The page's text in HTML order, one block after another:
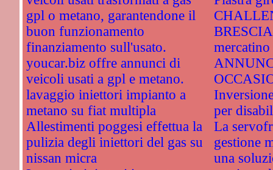
gpl o metano, garantendone il
buon funzionamento
finanziamento sull'usato.
youcar.biz offre annunci di
veicoli usati a gpl e metano.
lavaggio iniettori impianto a
metano su fiat multipla
Allestimenti poggesi effettua la
pulizia degli iniettori del gas su
nissan micra
mercatino
per
La
gestione
una